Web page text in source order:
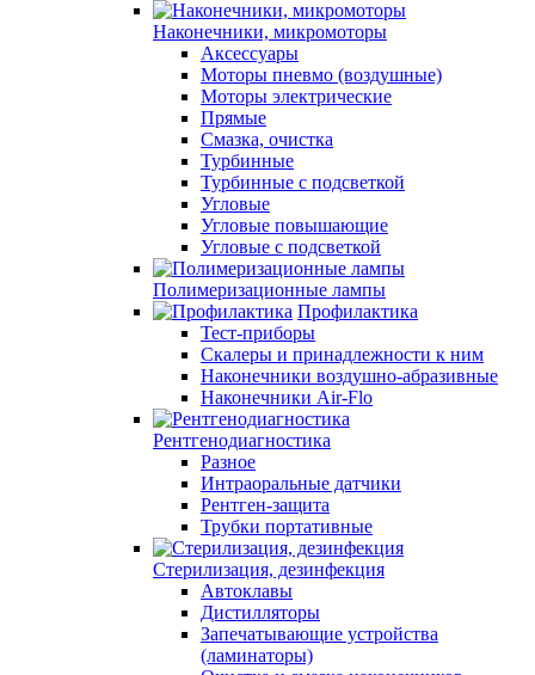
Наконечники, микромоторы
Аксессуары
Моторы пневмо (воздушные)
Моторы электрические
Прямые
Смазка, очистка
Турбинные
Турбинные с подсветкой
Угловые
Угловые повышающие
Угловые с подсветкой
Полимеризационные лампы
Профилактика
Тест-приборы
Скалеры и принадлежности к ним
Наконечники воздушно-абразивные
Наконечники Air-Flo
Рентгенодиагностика
Разное
Интраоральные датчики
Рентген-защита
Трубки портативные
Стерилизация, дезинфекция
Автоклавы
Дистилляторы
Запечатывающие устройства
(ламинаторы)